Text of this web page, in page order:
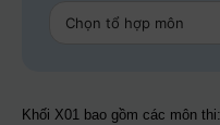
Khối X01 bao gồm các môn thi: